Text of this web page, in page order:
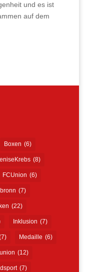
und es ist
auf dem
Boxen (6)
(8)
FCUnion (6)
(7)
(22)
Inklusion (7)
Medaille (6)
(12)
(7)